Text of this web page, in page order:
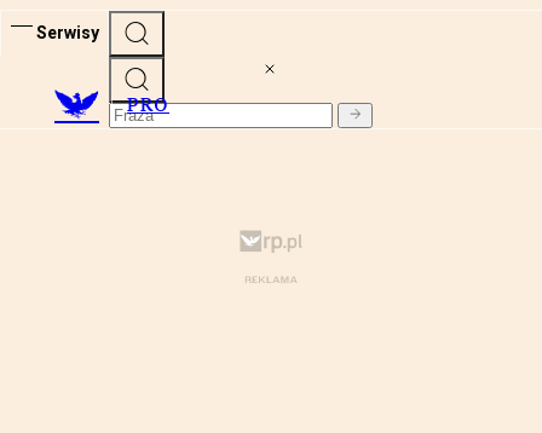
Serwisy
PRO